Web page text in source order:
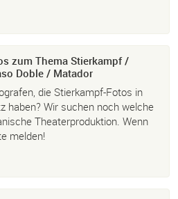
zum Thema Stierkampf /
Doble / Matador
die Stierkampf-Fotos in
haben? Wir suchen noch welche
Theaterproduktion. Wenn
melden!